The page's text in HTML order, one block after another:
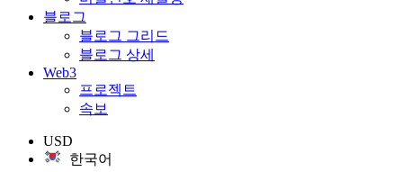
블로그
블로그 그리드
블로그 상세
Web3
프로젝트
속보
USD
한국어